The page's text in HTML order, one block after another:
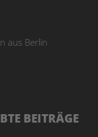
aus Berlin
BEITRÄGE